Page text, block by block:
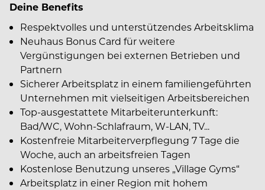
Deine Benefits
Respektvolles und unterstützendes Arbeitsklima
Neuhaus Bonus Card für weitere
Vergünstigungen bei externen Betrieben und
Partnern
Sicherer Arbeitsplatz in einem familiengeführten
Unternehmen mit vielseitigen Arbeitsbereichen
Top-ausgestattete Mitarbeiterunterkunft:
Bad/WC, Wohn-Schlafraum, W-LAN, TV...
Kostenfreie Mitarbeiterverpflegung 7 Tage die
Woche, auch an arbeitsfreien Tagen
Kostenlose Benutzung unseres „Village Gyms“
Arbeitsplatz in einer Region mit hohem